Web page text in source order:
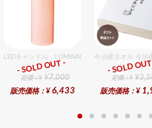
LEDキャンドル LUMINARA（ルミナラ） ピ
ギフト
定価：¥ ¥7,000
販売価格：¥ 6,433
- SOLD OUT -
今治産タオル 今治
ギフト
定価：¥
販売価格：¥
- SOLD